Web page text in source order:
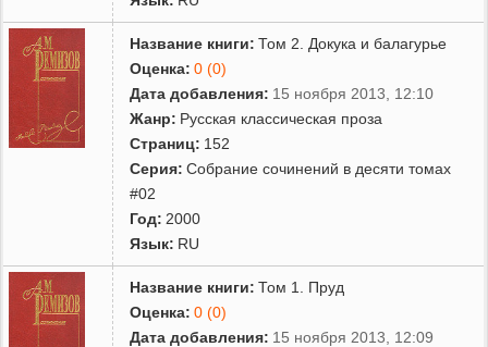
Название книги: Том 2. Докука и балагурье
Оценка: 0 (0)
Дата добавления: 15 ноября 2013, 12:10
Жанр: Русская классическая проза
Страниц: 152
Серия: Собрание сочинений в десяти томах
#02
Год: 2000
Язык: RU
Название книги: Том 1. Пруд
Оценка: 0 (0)
Дата добавления: 15 ноября 2013, 12:09